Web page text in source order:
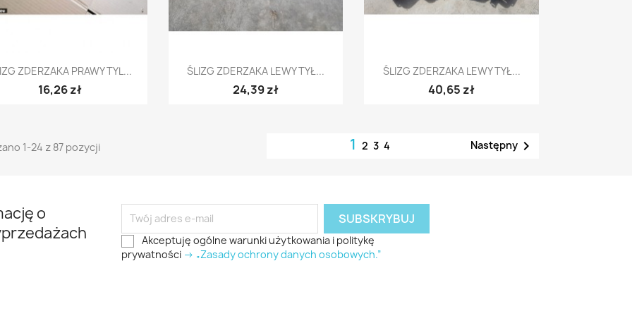
Szybki podgląd
ZDERZAKA PRAWY TYL...
16,26 zł
Szybki podgląd
ŚLIZG ZDERZAKA LEWY TYŁ...
24,39 zł
Szybki podgląd
ŚLIZG ZDERZAKA LEWY TYŁ...
40,65 zł
1-24 z 87 pozycji 1 2 3 4 Następny
o
Akceptuję ogólne warunki użytkowania i politykę
prywatności -> „Zasady ochrony danych osobowych.”